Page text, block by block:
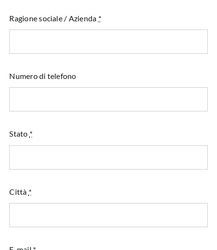
Ragione sociale / Azienda *
Numero di telefono
Stato *
Città *